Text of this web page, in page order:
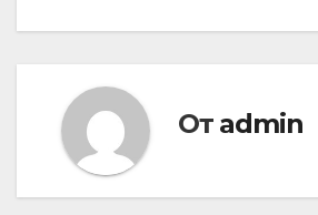
От admin